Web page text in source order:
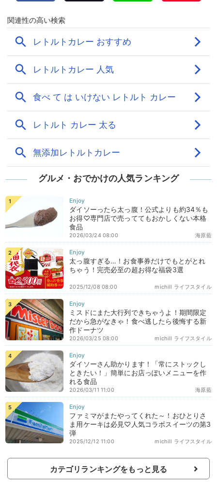
グルメ・おでかけの人気ランキング
ダイソーったら太っ腹！公式よりも約34％も
お得♡専門店で売っててもおかしくない本格
食品
海原藍
2026/03/24 08:00
太っ腹すぎる…！お食事券だけでもとがとれ
ちゃう！完売必至の超お得な福袋3選
michill ライフスタイル
2025/12/08 08:00
ミスドにまた大行列できちゃうよ！期間限定
だから急がなきゃ！食べ逃したら後悔する新
作ドーナツ
michill ライフスタイル
2026/03/25 08:00
ダイソーさん助かります！「常にストックし
ときたい！」簡単にお店っぽいメニューを作
れる食品
海原藍
2026/03/11 11:00
ファミマがまたやってくれた～！おひとりさ
ま用ケーキは必見♡人気コラボスイーツの第3
弾
michill ライフスタイル
2025/12/12 11:00
カテゴリランキングをもっと見る